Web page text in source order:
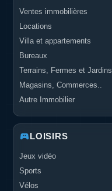
Ventes immobilières
Locations
Villa et appartements
Bureaux
Terrains, Fermes et Jardins
Magasins, Commerces..
Autre Immobilier
LOISIRS
Jeux vidéo
Sports
Vélos